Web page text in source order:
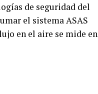
de seguridad del
el sistema ASAS
en el aire se mide en